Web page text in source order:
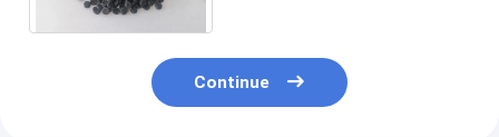
Continue